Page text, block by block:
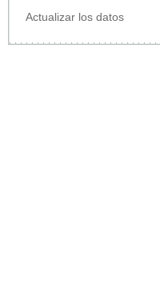
Actualizar los datos